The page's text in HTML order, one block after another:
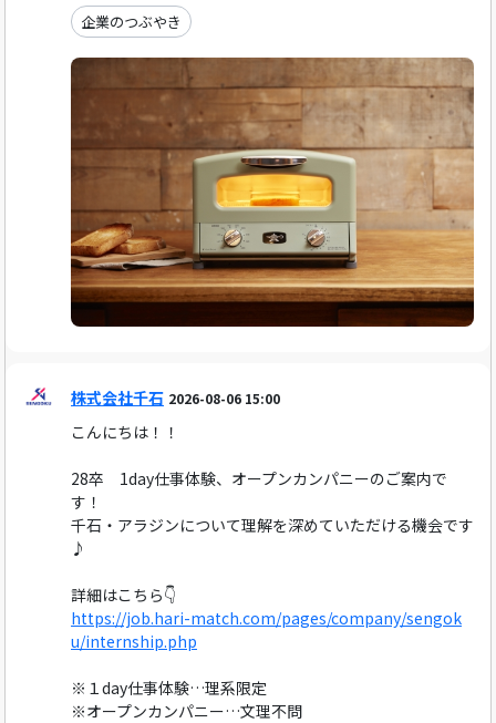
企業のつぶやき
株式会社千石 2026-08-06 15:00
こんにちは！！
28卒 1day仕事体験、オープンカンパニーのご案内で
す！
千石・アラジンについて理解を深めていただける機会です
♪
詳細はこちら👇
https://job.hari-match.com/pages/company/sengok
u/internship.php
※１day仕事体験…理系限定
※オープンカンパニー…文理不問